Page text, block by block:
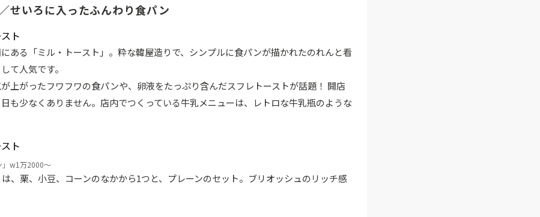
せいろに入ったふんわり食パン
ある「ミル・トースト」。粋な韓屋造りで、シンプルに食パンが描かれたのれんと看
て人気です。
上がったフワフワの食パンや、卵液をたっぷり含んだスフレトーストが話題！ 開店
も少なくありません。店内でつくっている牛乳メニューは、レトロな牛乳瓶のような
」w1万2000～
は、栗、小豆、コーンのなかから1つと、プレーンのセット。ブリオッシュのリッチ感